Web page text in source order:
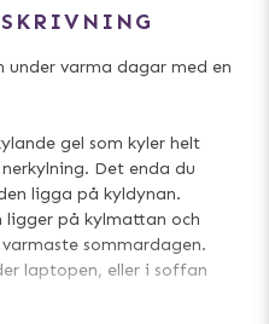
varma dagar med en
gel som kyler helt
Det enda du
ligga på kyldynan.
ligger på kylmattan och
sommardagen.
laptopen, eller i soffan